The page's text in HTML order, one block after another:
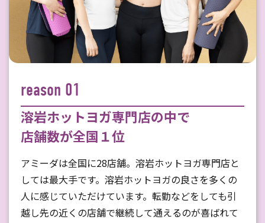
reason 01
溶岩ホットヨガ専門店の中で
店舗数が全国１位
アミーダは全国に28店舗。溶岩ホットヨガ専門店と
しては最大手です。溶岩ホットヨガの良さを多くの
人に感じていただけています。転勤などをしても引
越し先の近くの店舗で継続して通えるのが喜ばれて